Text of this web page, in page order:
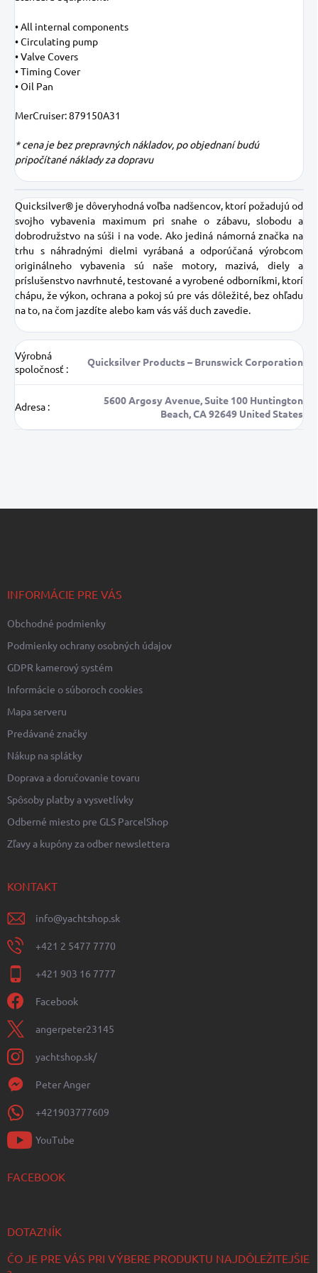
• All internal components
• Circulating pump
• Valve Covers
• Timing Cover
• Oil Pan
MerCruiser: 879150A31
* cena je bez prepravných nákladov, po objednaní budú
pripočítané náklady za dopravu
Quicksilver® je dôveryhodná voľba nadšencov, ktorí požadujú od
svojho vybavenia maximum pri snahe o zábavu, slobodu a
dobrodružstvo na súši i na vode. Ako jediná námorná značka na
trhu s náhradnými dielmi vyrábaná a odporúčaná výrobcom
originálneho vybavenia sú naše motory, mazivá, diely a
príslušenstvo navrhnuté, testované a vyrobené odborníkmi, ktorí
chápu, že výkon, ochrana a pokoj sú pre vás dôležité, bez ohľadu
na to, na čom jazdíte alebo kam vás váš duch zavedie.
Výrobná
spoločnosť :
Quicksilver Products – Brunswick Corporation
Adresa :
5600 Argosy Avenue, Suite 100 Huntington
Beach, CA 92649 United States
INFORMÁCIE PRE VÁS
Obchodné podmienky
Podmienky ochrany osobných údajov
GDPR kamerový systém
Informácie o súboroch cookies
Mapa serveru
Predávané značky
Nákup na splátky
Doprava a doručovanie tovaru
Spôsoby platby a vysvetlívky
Odberné miesto pre GLS ParcelShop
Zľavy a kupóny za odber newslettera
KONTAKT
info@yachtshop.sk
+421 2 5477 7770
+421 903 16 7777
Facebook
angerpeter23145
yachtshop.sk/
Peter Anger
+421903777609
YouTube
FACEBOOK
DOTAZNÍK
ČO JE PRE VÁS PRI VÝBERE PRODUKTU NAJDÔLEŽITEJŠIE